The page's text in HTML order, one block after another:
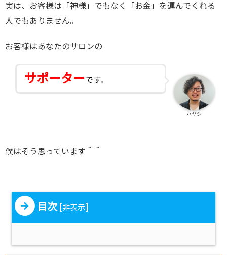
実は、お客様は「神様」でもなく「お金」を運んでくれる
人でもありません。
お客様はあなたのサロンの
サポーターです。
ハヤシ
僕はそう思っています＾＾
目次 [非表示]